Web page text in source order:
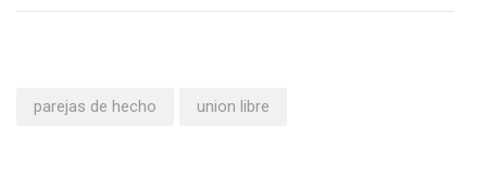
parejas de hecho union libre